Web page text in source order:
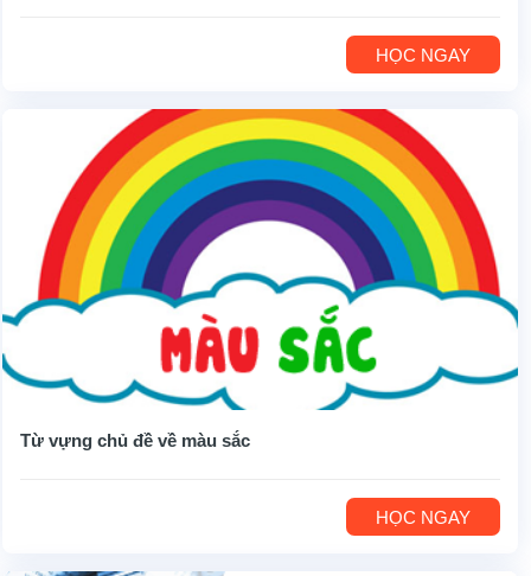
HỌC NGAY
Từ vựng chủ đề về màu sắc
HỌC NGAY